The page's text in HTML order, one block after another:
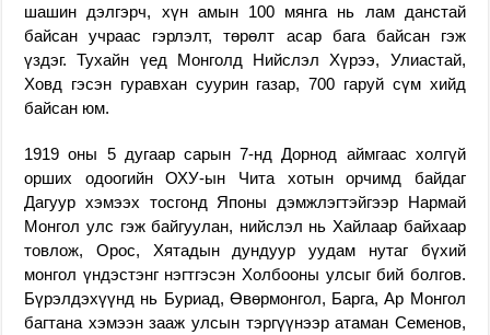
шашин дэлгэрч, хүн амын 100 мянга нь лам данстай
байсан учраас гэрлэлт, төрөлт асар бага байсан гэж
үздэг. Тухайн үед Монголд Нийслэл Хүрээ, Улиастай,
Ховд гэсэн гуравхан суурин газар, 700 гаруй сүм хийд
байсан юм.
1919 оны 5 дугаар сарын 7-нд Дорнод аймгаас холгүй
орших одоогийн ОХУ-ын Чита хотын орчимд байдаг
Дагуур хэмээх тосгонд Японы дэмжлэгтэйгээр Нармай
Монгол улс гэж байгуулан, нийслэл нь Хайлаар байхаар
товлож, Орос, Хятадын дундуур уудам нутаг бүхий
монгол үндэстэнг нэгтгэсэн Холбооны улсыг бий болгов.
Бүрэлдэхүүнд нь Буриад, Өвөрмонгол, Барга, Ар Монгол
багтана хэмээн зааж улсын тэргүүнээр атаман Семенов,